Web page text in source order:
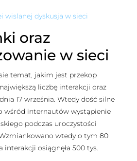
oraz
w sieci
temat, jakim jest przekop
liczbę interakcji oraz
17 września. Wtedy dość silne
wśród internautów wystąpienie
podczas uroczystości
wtedy o tym 80
interakcji osiągnęła 500 tys.